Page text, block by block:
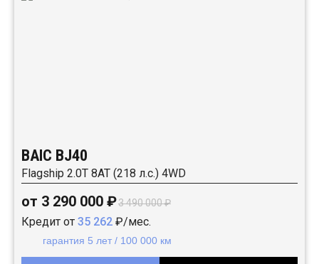
BAIC BJ40
Flagship 2.0T 8AT (218 л.с.) 4WD
от 3 290 000 ₽3 490 000 ₽
Кредит от 35 262 ₽/мес.
гарантия 5 лет / 100 000 км